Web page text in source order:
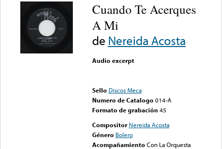
Cuando Te Acerques
A Mi
de Nereida Acosta
Audio excerpt
Sello Discos Meca
Numero de Catalogo 014-A
Formato de grabación 45
Compositor Nereida Acosta
Género Bolero
Acompañamiento Con La Orquesta